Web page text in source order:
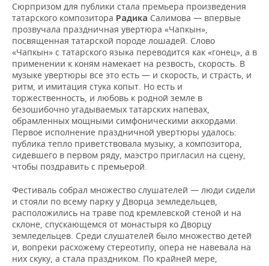
Сюрпризом для публики стала премьера произведения
татарского композитора Радика Салимова — впервые
прозвучала праздничная увертюра «Чапкын»,
посвященная татарской породе лошадей. Слово
«Чапкын» с татарского языка переводится как «гонец», а в
применении к коням намекает на резвость, скорость. В
музыке увертюры все это есть — и скорость, и страсть, и
ритм, и имитация стука копыт. Но есть и
торжественность, и любовь к родной земле в
безошибочно угадываемых татарских напевах,
обрамленных мощными симфоническими аккордами.
Первое исполнение праздничной увертюры удалось:
публика тепло приветствовала музыку, а композитора,
сидевшего в первом ряду, маэстро пригласил на сцену,
чтобы поздравить с премьерой.
Фестиваль собрал множество слушателей — люди сидели
и стояли по всему парку у Дворца земледельцев,
расположились на траве под кремлевской стеной и на
склоне, спускающемся от монастыря ко Дворцу
земледельцев. Среди слушателей было множество детей
и, вопреки расхожему стереотипу, опера не навевала на
них скуку, а стала праздником. По крайней мере,